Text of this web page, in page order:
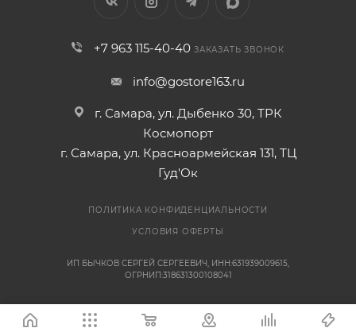
+7 963 115-40-40 ЗАКАЗАТЬ ЗВОНОК
info@gostore163.ru
г. Самара, ул. Дыбенко 30, ТРК
Космопорт
г. Самара, ул. Красноармейская 131, ТЦ
Гуд'Ок
ПОЛИТИКА КОНФИДЕНЦИАЛЬНОСТИ
УСЛОВИЯ ОФЕРТЫ
ИП БЫЧКОВ СЕРГЕЙ СЕРГЕЕВИЧ, ИНН:631939009615,
ОГРНИП:318631300108041